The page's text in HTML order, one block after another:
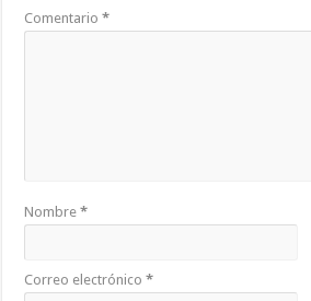
Comentario*
Nombre*
Correo electrónico*